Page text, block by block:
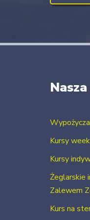
Kursy
Kursy
Żeglarskie
Zalewem
Kurs na